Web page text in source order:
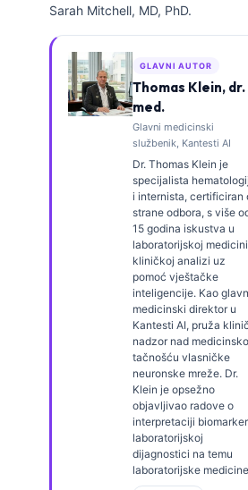
Sarah Mitchell, MD, PhD.
GLAVNI AUTOR
Thomas Klein, dr.
med.
Glavni medicinski
službenik, Kantesti AI
Dr. Thomas Klein je
specijalista
i internista, certificiran
strane odbora, s više
15 godina iskustva u
laboratorijskoj
kliničkoj analizi uz
pomoć vještačke
inteligencije. Kao
medicinski direktor u
Kantesti AI, pruža
nadzor nad
tačnošću vlasničke
neuronske mreže. Dr.
Klein je opsežno
objavljivao radove o
interpretaciji
laboratorijskoj
dijagnostici na temu
laboratorijske